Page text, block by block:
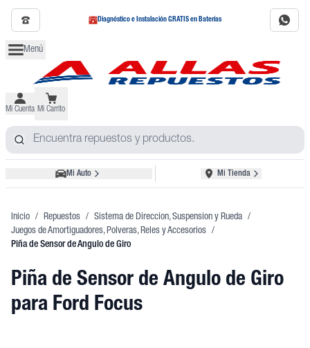
Diagnóstico e Instalación GRATIS en Baterías
Menú
Mi Cuenta Mi Carrito
Mi Auto Mi Tienda
Inicio / Repuestos / Sistema de Direccion, Suspension y Rueda /
Juegos de Amortiguadores, Polveras, Reles y Accesorios /
Piña de Sensor de Angulo de Giro
Piña de Sensor de Angulo de Giro
para Ford Focus